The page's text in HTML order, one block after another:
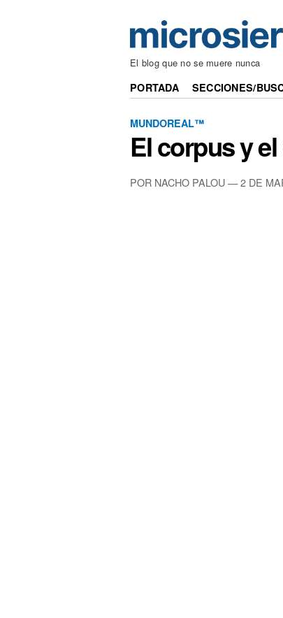
El blog que no se muere nunca
PORTADA SECCIONES/
MUNDOREAL™
El corpus y
POR NACHO PALOU —2 DE